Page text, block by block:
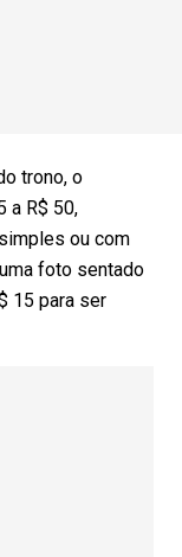
trono, o
a R$ 50,
ou com
foto sentado
15 para ser